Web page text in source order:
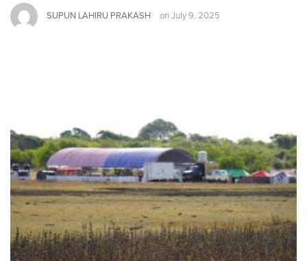
SUPUN LAHIRU PRAKASH on July 9, 2025